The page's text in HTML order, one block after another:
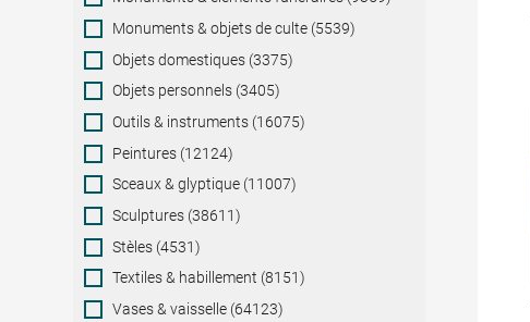
Monuments & objets de culte (5539)
Objets domestiques (3375)
Objets personnels (3405)
Outils & instruments (16075)
Peintures (12124)
Sceaux & glyptique (11007)
Sculptures (38611)
Stèles (4531)
Textiles & habillement (8151)
Vases & vaisselle (64123)